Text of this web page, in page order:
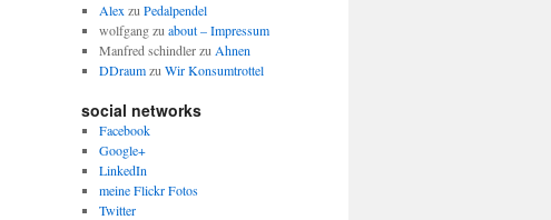
Alex zu Pedalpendel
wolfgangzu about – Impressum
Manfred schindlerzu Ahnen
DDraumzu Wir Konsumtrottel
social networks
Facebook
Google+
LinkedIn
meine Flickr Fotos
Twitter